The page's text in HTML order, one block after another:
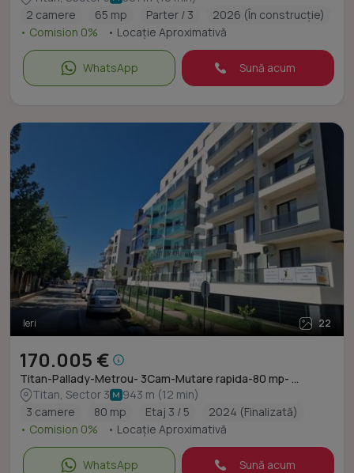
2 camere
65 mp Parter / 3
2026 (În construcție)
• Comision 0%
• Locație Aproximativă
WhatsApp Sună acum
Ieri 22
170.005 €
Titan-Pallady-Metrou- 3Cam-Mutare rapida-80 mp- ...
Titan, Sector 3
943 m (12 min)
3 camere
80 mp Etaj 3 / 5
2024 (Finalizată)
• Comision 0%
• Locație Aproximativă
WhatsApp Sună acum